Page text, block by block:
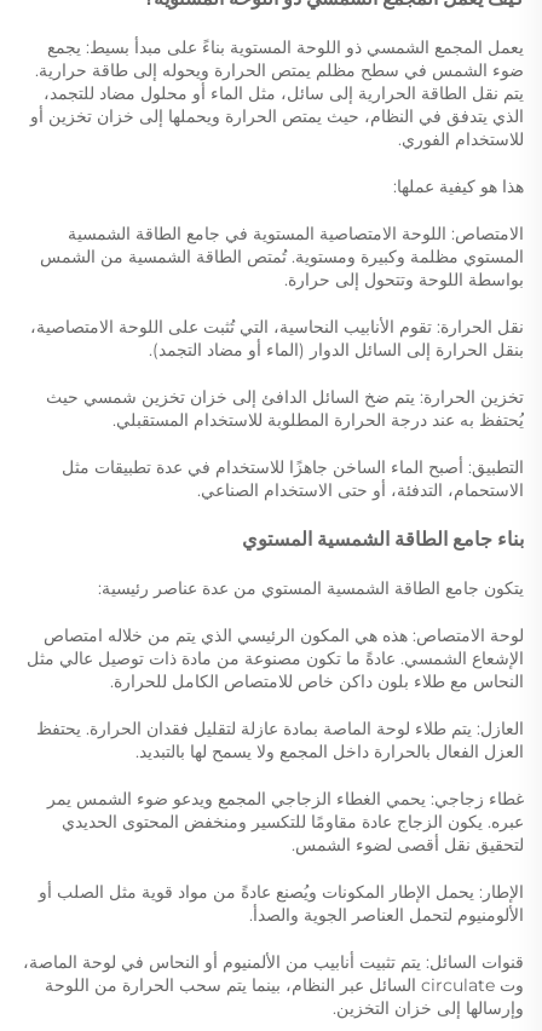
يعمل المجمع الشمسي ذو اللوحة المستوية بناءً على مبدأ بسيط: يجمع
ضوء الشمس في سطح مظلم يمتص الحرارة ويحوله إلى طاقة حرارية.
يتم نقل الطاقة الحرارية إلى سائل، مثل الماء أو محلول مضاد للتجمد،
الذي يتدفق في النظام، حيث يمتص الحرارة ويحملها إلى خزان تخزين أو
للاستخدام الفوري.
هذا هو كيفية عملها:
الامتصاص: اللوحة الامتصاصية المستوية في جامع الطاقة الشمسية
المستوي مظلمة وكبيرة ومستوية. تُمتص الطاقة الشمسية من الشمس
بواسطة اللوحة وتتحول إلى حرارة.
نقل الحرارة: تقوم الأنابيب النحاسية، التي تُثبت على اللوحة الامتصاصية،
بنقل الحرارة إلى السائل الدوار (الماء أو مضاد التجمد).
تخزين الحرارة: يتم ضخ السائل الدافئ إلى خزان تخزين شمسي حيث
يُحتفظ به عند درجة الحرارة المطلوبة للاستخدام المستقبلي.
التطبيق: أصبح الماء الساخن جاهزًا للاستخدام في عدة تطبيقات مثل
الاستحمام، التدفئة، أو حتى الاستخدام الصناعي.
بناء جامع الطاقة الشمسية المستوي
يتكون جامع الطاقة الشمسية المستوي من عدة عناصر رئيسية:
لوحة الامتصاص: هذه هي المكون الرئيسي الذي يتم من خلاله امتصاص
الإشعاع الشمسي. عادةً ما تكون مصنوعة من مادة ذات توصيل عالي مثل
النحاس مع طلاء بلون داكن خاص للامتصاص الكامل للحرارة.
العازل: يتم طلاء لوحة الماصة بمادة عازلة لتقليل فقدان الحرارة. يحتفظ
العزل الفعال بالحرارة داخل المجمع ولا يسمح لها بالتبديد.
غطاء زجاجي: يحمي الغطاء الزجاجي المجمع ويدعو ضوء الشمس يمر
عبره. يكون الزجاج عادة مقاومًا للتكسير ومنخفض المحتوى الحديدي
لتحقيق نقل أقصى لضوء الشمس.
الإطار: يحمل الإطار المكونات ويُصنع عادةً من مواد قوية مثل الصلب أو
الألومنيوم لتحمل العناصر الجوية والصدأ.
قنوات السائل: يتم تثبيت أنابيب من الألمنيوم أو النحاس في لوحة الماصة،
وت circulate السائل عبر النظام، بينما يتم سحب الحرارة من اللوحة
وإرسالها إلى خزان التخزين.